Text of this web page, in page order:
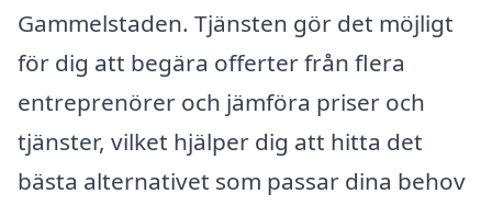
Gammelstaden. Tjänsten gör det möjligt
för dig att begära offerter från flera
entreprenörer och jämföra priser och
tjänster, vilket hjälper dig att hitta det
bästa alternativet som passar dina behov